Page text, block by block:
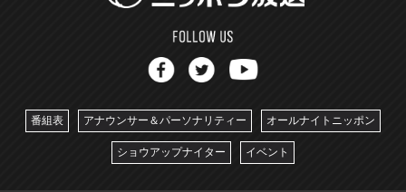
番組表 アナウンサー＆パーソナリティー オールナイトニッポン
ショウアップナイター イベント